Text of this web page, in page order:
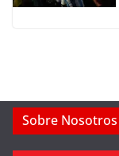
Sobre Nosotros